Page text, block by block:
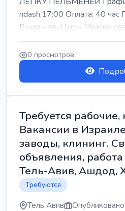
ndash;17:00 Оплата: 40 час
Ришон ле-Цион Можно
0 просмотров
Требуется
Вакансии в
заводы, клининг.
объявления,
Тель-Авив, Ашдод,
Требуются
Тель Авив